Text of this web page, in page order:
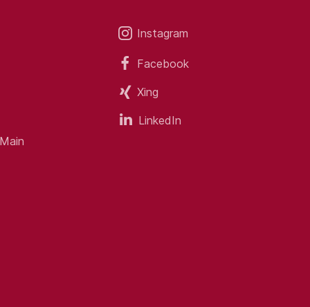
Instagram
Facebook
Xing
LinkedIn